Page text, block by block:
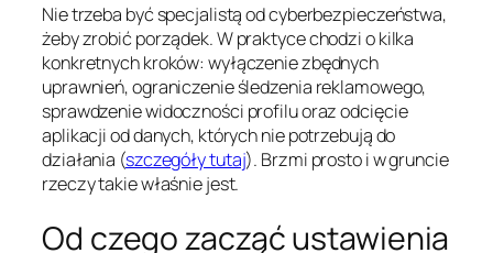
Nie trzeba być specjalistą od cyberbezpieczeństwa,
żeby zrobić porządek. W praktyce chodzi o kilka
konkretnych kroków: wyłączenie zbędnych
uprawnień, ograniczenie śledzenia reklamowego,
sprawdzenie widoczności profilu oraz odcięcie
aplikacji od danych, których nie potrzebują do
działania (szczegóły tutaj). Brzmi prosto i w gruncie
rzeczy takie właśnie jest.
Od czego zacząć ustawienia